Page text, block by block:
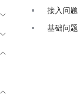
接入问题
基础问题